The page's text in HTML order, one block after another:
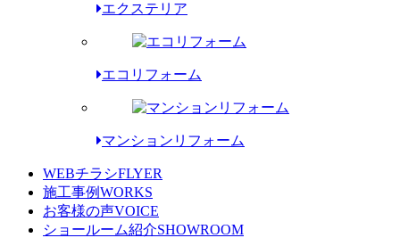
エクステリア
エコリフォーム
マンションリフォーム
WEBチラシFLYER
施工事例WORKS
お客様の声VOICE
ショールーム紹介SHOWROOM